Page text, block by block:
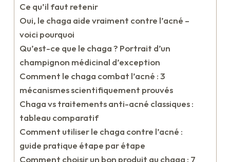
Ce qu’il faut retenir
Oui, le chaga aide vraiment contre l’acné –
voici pourquoi
Qu’est-ce que le chaga ? Portrait d’un
champignon médicinal d’exception
Comment le chaga combat l’acné : 3
mécanismes scientifiquement prouvés
Chaga vs traitements anti-acné classiques :
tableau comparatif
Comment utiliser le chaga contre l’acné :
guide pratique étape par étape
Comment choisir un bon produit au chaga : 7